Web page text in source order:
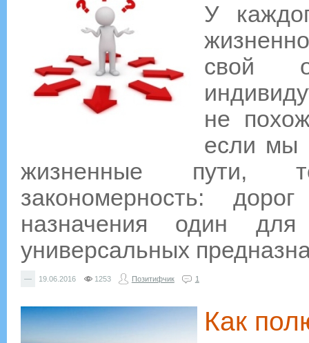
У
свой
не
если мы
жизненные пути,
закономерность:
назначения один
универсальных
— 19.06.2016 1253 Позитифчик 1
Как